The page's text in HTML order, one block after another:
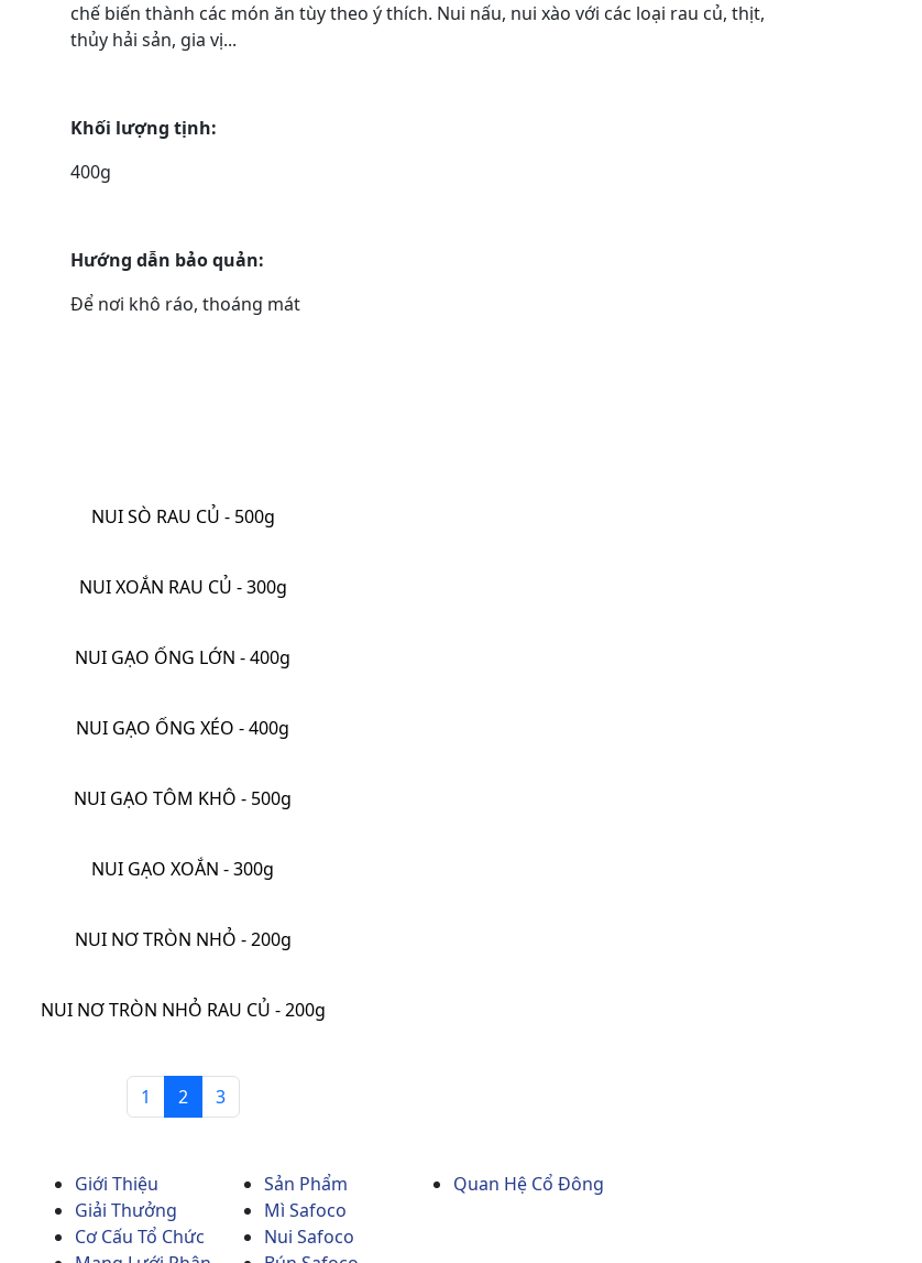
chế biến thành các món ăn tùy theo ý thích. Nui nấu, nui xào với các loại rau củ, thịt,
thủy hải sản, gia vị...
Khối lượng tịnh:
400g
Hướng dẫn bảo quản:
Để nơi khô ráo, thoáng mát
NUI SÒ RAU CỦ - 500g
NUI XOẮN RAU CỦ - 300g
NUI GẠO ỐNG LỚN - 400g
NUI GẠO ỐNG XÉO - 400g
NUI GẠO TÔM KHÔ - 500g
NUI GẠO XOẮN - 300g
NUI NƠ TRÒN NHỎ - 200g
NUI NƠ TRÒN NHỎ RAU CỦ - 200g
1 2 3
Giới Thiệu
Giải Thưởng
Cơ Cấu Tổ Chức
Sản Phẩm
Mì Safoco
Nui Safoco
Quan Hệ Cổ Đông